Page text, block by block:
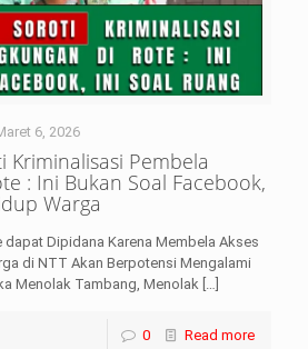
6, 2026
Kriminalisasi Pembela
: Ini Bukan Soal Facebook,
Warga
Dipidana Karena Membela Akses
di NTT Akan Berpotensi Mengalami
Menolak Tambang, Menolak […]
0 Read more